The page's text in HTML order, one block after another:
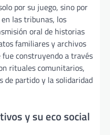
por su juego, sino por
las tribunas, los
oral de historias
familiares y archivos
fue construyendo a través
rituales comunitarios,
de partido y la solidaridad
y su eco social